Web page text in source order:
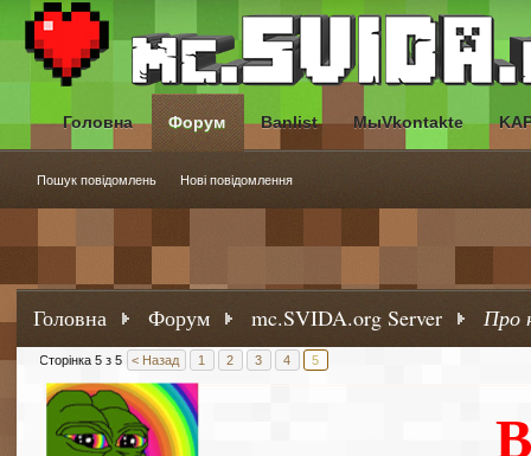
Головна Форум mc.SVIDA.org Server Про
Сторінка 5 з 5 < Назад 1 2 3 4 5
Головна Форум
Пошук повідомлень Нові повідомлення
Banlist МыVkontakte